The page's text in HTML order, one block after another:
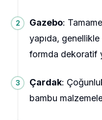
Gazebo:
yapıda,
formda dekoratif
Çardak:
bambu